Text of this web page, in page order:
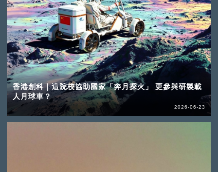
香港創科｜這院校協助國家「奔月探火」 更參與研製載
人月球車？
2026-06-23